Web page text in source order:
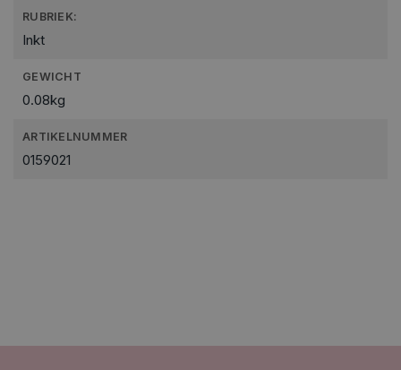
RUBRIEK:
Inkt
GEWICHT
0.08kg
ARTIKELNUMMER
0159021